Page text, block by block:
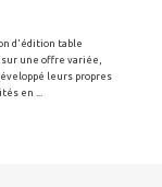
d'édition table
une offre variée,
leurs propres
en ...